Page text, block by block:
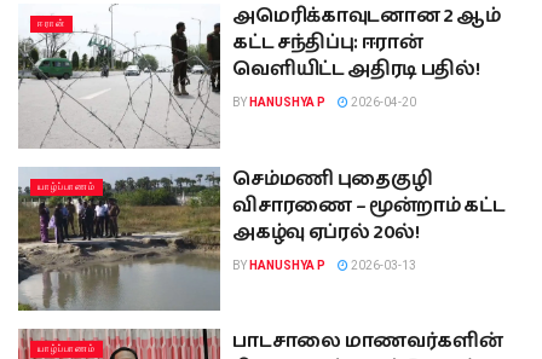
ஈரான்
அமெரிக்காவுடனான 2 ஆம்
கட்ட சந்திப்பு: ஈரான்
வெளியிட்ட அதிரடி பதில்!
BY HANUSHYA P 2026-04-20
யாழ்ப்பாணம்
செம்மணி புதைகுழி
விசாரணை – மூன்றாம் கட்ட
அகழ்வு ஏப்ரல் 20ல்!
BY HANUSHYA P 2026-03-13
யாழ்ப்பாணம்
பாடசாலை மாணவர்களின்